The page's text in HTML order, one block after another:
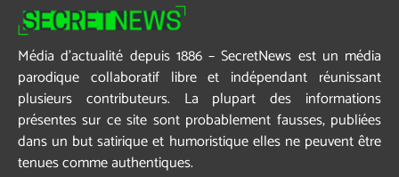
Média d’actualité depuis 1886 – SecretNews est un média
parodique collaboratif libre et indépendant réunissant
plusieurs contributeurs. La plupart des informations
présentes sur ce site sont probablement fausses, publiées
dans un but satirique et humoristique elles ne peuvent être
tenues comme authentiques.